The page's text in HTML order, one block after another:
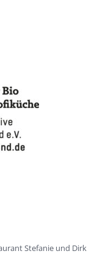
Stefanie und Dirk